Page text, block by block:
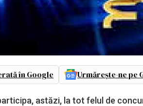
în Google Urmărește-ne pe
astăzi, la tot felul de